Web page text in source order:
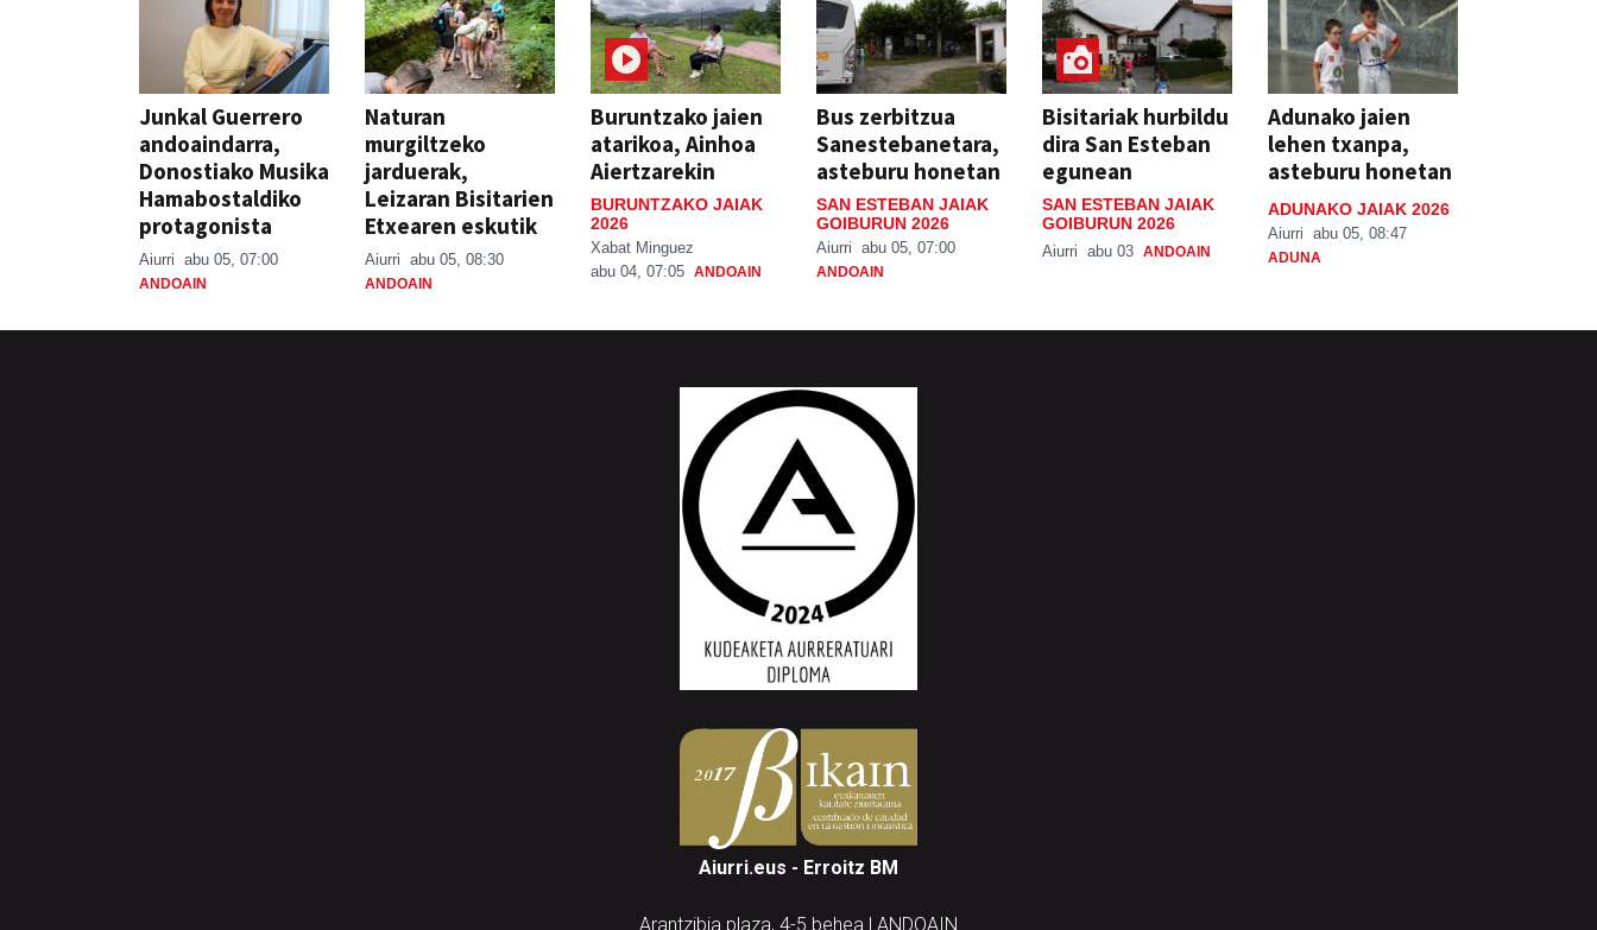
Junkal Guerrero
andoaindarra,
Donostiako Musika
Hamabostaldiko
protagonista
Aiurri abu 05, 07:00
ANDOAIN
Naturan
murgiltzeko
jarduerak,
Leizaran Bisitarien
Etxearen eskutik
Aiurri abu 05, 08:30
ANDOAIN
Buruntzako jaien
atarikoa, Ainhoa
Aiertzarekin
BURUNTZAKO JAIAK
2026
Xabat Minguez
abu 04, 07:05 ANDOAIN
Bus zerbitzua
Sanestebanetara,
asteburu honetan
SAN ESTEBAN JAIAK
GOIBURUN 2026
Aiurri abu 05, 07:00
ANDOAIN
Bisitariak hurbildu
dira San Esteban
egunean
SAN ESTEBAN JAIAK
GOIBURUN 2026
Aiurri abu 03 ANDOAIN
Adunako jaien
lehen txanpa,
asteburu honetan
ADUNAKO JAIAK 2026
Aiurri abu 05, 08:47
ADUNA
Aiurri.eus - Erroitz BM
Arantzibia plaza, 4-5 behea | ANDOAIN